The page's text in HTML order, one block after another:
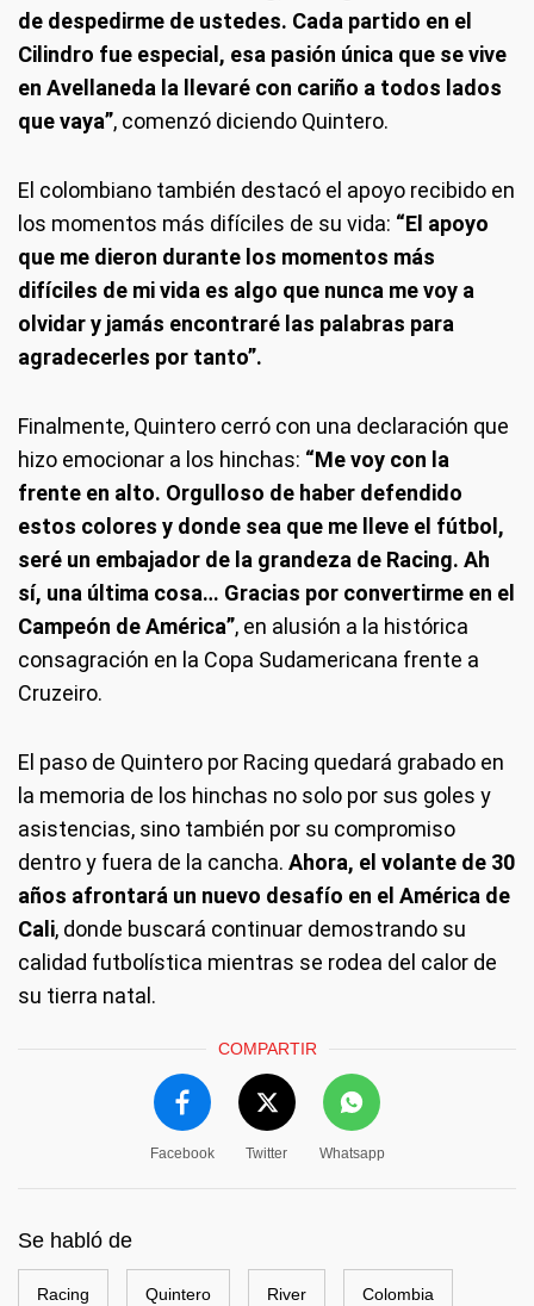
de despedirme de ustedes. Cada partido en el
Cilindro fue especial, esa pasión única que se vive
en Avellaneda la llevaré con cariño a todos lados
que vaya”, comenzó diciendo Quintero.
El colombiano también destacó el apoyo recibido en
los momentos más difíciles de su vida: “El apoyo
que me dieron durante los momentos más
difíciles de mi vida es algo que nunca me voy a
olvidar y jamás encontraré las palabras para
agradecerles por tanto”.
Finalmente, Quintero cerró con una declaración que
hizo emocionar a los hinchas: “Me voy con la
frente en alto. Orgulloso de haber defendido
estos colores y donde sea que me lleve el fútbol,
seré un embajador de la grandeza de Racing. Ah
sí, una última cosa… Gracias por convertirme en el
Campeón de América”, en alusión a la histórica
consagración en la Copa Sudamericana frente a
Cruzeiro.
El paso de Quintero por Racing quedará grabado en
la memoria de los hinchas no solo por sus goles y
asistencias, sino también por su compromiso
dentro y fuera de la cancha. Ahora, el volante de 30
años afrontará un nuevo desafío en el América de
Cali, donde buscará continuar demostrando su
calidad futbolística mientras se rodea del calor de
su tierra natal.
COMPARTIR
Facebook Twitter Whatsapp
Se habló de
Racing Quintero River Colombia